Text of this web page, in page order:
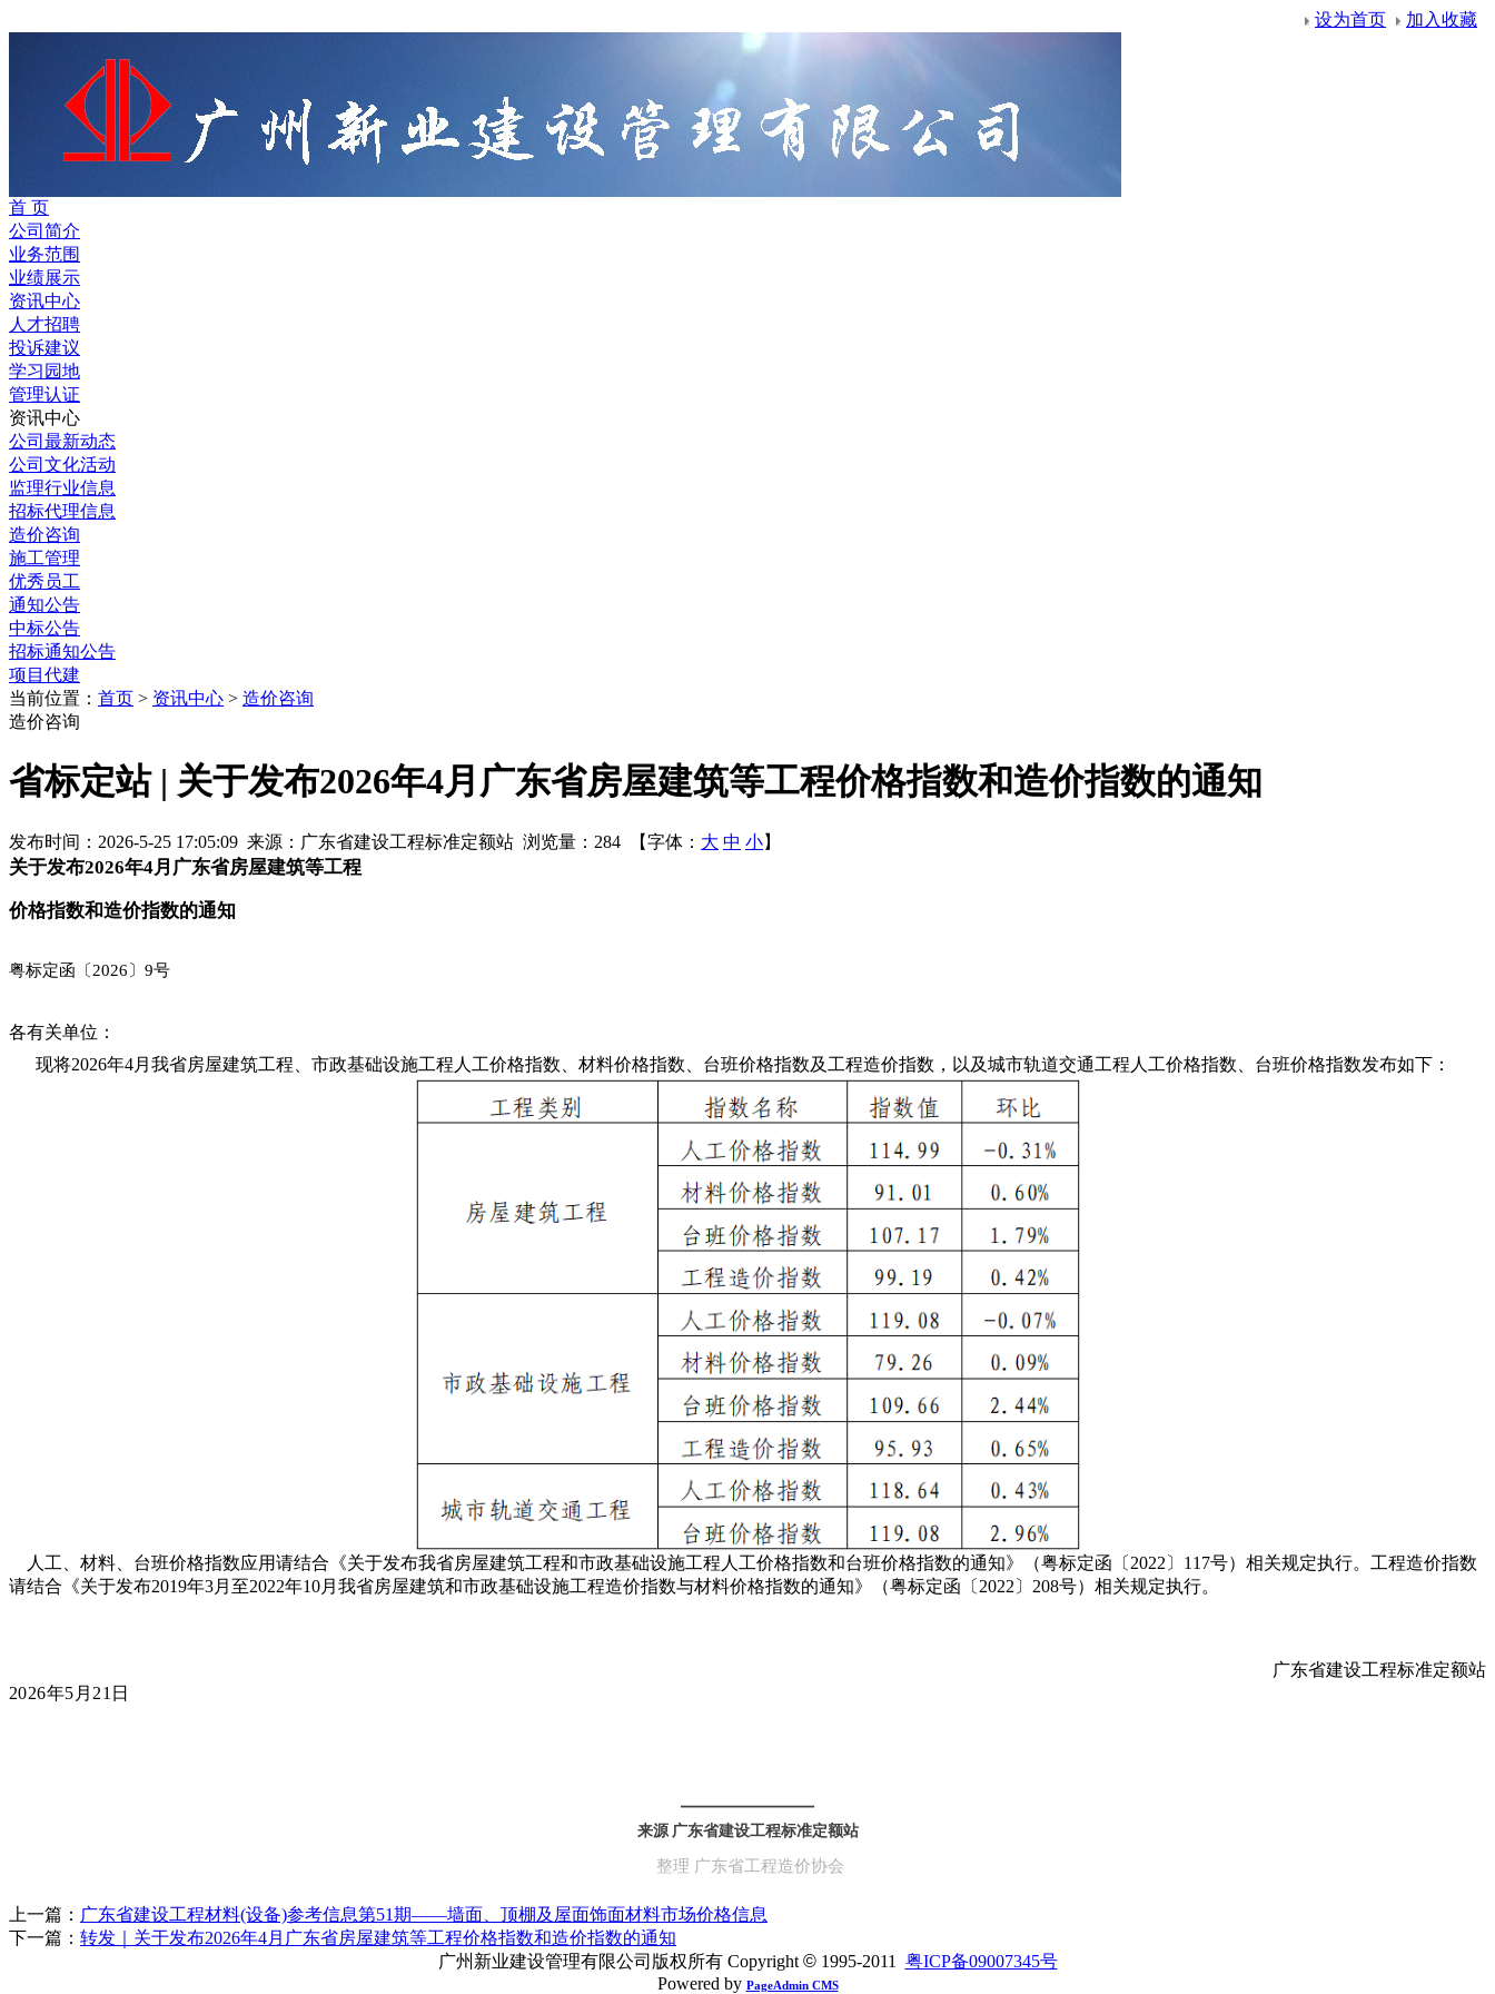
设为首页 加入收藏
首 页
公司简介
业务范围
业绩展示
资讯中心
人才招聘
投诉建议
学习园地
管理认证
资讯中心
公司最新动态
公司文化活动
监理行业信息
招标代理信息
造价咨询
施工管理
优秀员工
通知公告
中标公告
招标通知公告
项目代建
当前位置： 首页 > 资讯中心 > 造价咨询
造价咨询
省标定站 | 关于发布2026年4月广东省房屋建筑等工程价格指数和造价指数的通知
发布时间：2026-5-25 17:05:09 来源：广东省建设工程标准定额站 浏览量：284 【字体： 大 中 小】
关于发布2026年4月广东省房屋建筑等工程
价格指数和造价指数的通知
粤标定函〔2026〕9号
各有关单位：
现将2026年4月我省房屋建筑工程、市政基础设施工程人工价格指数、材料价格指数、台班价格指数及 工程造价指数 ，以及城市轨道交通工程人工价格指数、台班价格指数发布如下：
人工、材料、台班价格指数应用请结合《关于发布我省房屋建筑工程和市政基础设施工程人工价格指数和台班价格指数的通知》（粤标定函〔2022〕117号）相关规定执行。工程造价指数
请结合《关于发布2019年3月至2022年10月我省房屋建筑和市政基础设施工程造价指数与材料价格指数的通知》（粤标定函〔2022〕208号）相关规定执行。
广东省建设工程标准定额站
2026年5 月21 日
━━━━━━━━━━━━━━━━━━━━
来源广东省建设工程标准定额站
整理 广东省工程造价协会
上一篇： 广东省建设工程材料(设备)参考信息第51期——墙面、顶棚及屋面饰面材料市场价格信息
下一篇： 转发｜关于发布2026年4月广东省房屋建筑等工程价格指数和造价指数的通知
广州新业建设管理有限公司版权所有 Copyright ©1995-2011
粤ICP备09007345号
Powered by PageAdmin CMS